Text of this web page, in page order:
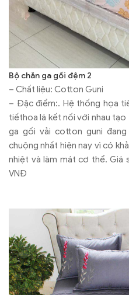
Bộ chăn ga gối đệm 2
– Chất liệu: Cotton Guni
– Đặc điểm:. Hệ thống họa
tiếthoa lá kết nối với nhau tạo
ga gối vải cotton guni
chuộng nhất hiện nay vì có
nhiệt và làm mát cơ thể. Giá
VNĐ